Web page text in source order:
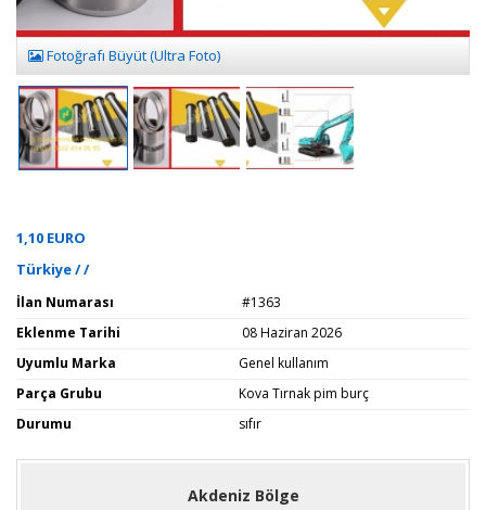
Fotoğrafı Büyüt (Ultra Foto)
1,10 EURO
Türkiye / /
İlan Numarası
#1363
Eklenme Tarihi
08 Haziran 2026
Uyumlu Marka
Genel kullanım
Parça Grubu
Kova Tırnak pim burç
Durumu
sıfır
Akdeniz Bölge